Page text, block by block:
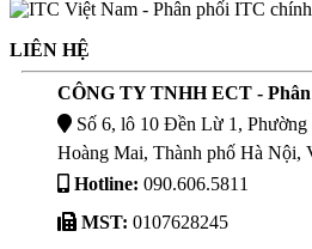
LIÊN HỆ
CÔNG TY TNHH ECT -
Số 6, lô 10 Đền Lừ 1,
Hoàng Mai, Thành phố Hà Nội,
Hotline: 090.606.5811
MST: 0107628245